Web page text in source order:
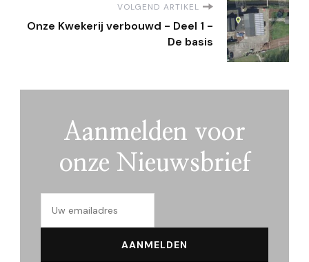
VOLGEND ARTIKEL
Onze Kwekerij verbouwd - Deel 1 -
De basis
Aanmelden voor
onze Nieuwsbrief